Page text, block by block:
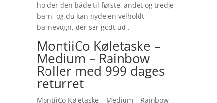
holder den både til første, andet og tredje
barn, og du kan nyde en velholdt
barnevogn, der ser godt ud .
MontiiCo Køletaske –
Medium – Rainbow
Roller med 999 dages
returret
MontiiCo Køletaske – Medium – Rainbow